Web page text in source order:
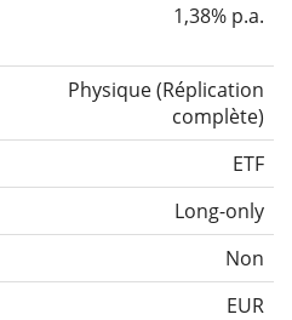
1,38% p.a.
Physique(Réplication
complète)
ETF
Long-only
Non
EUR